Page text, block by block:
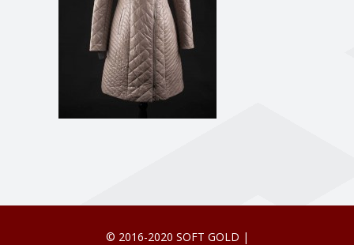
© 2016-2020 SOFT GOLD |